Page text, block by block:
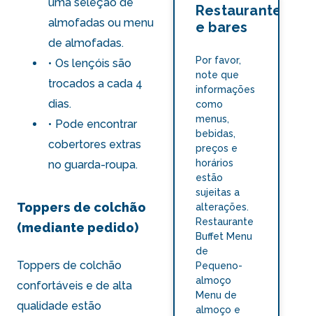
almofadas ou menu
de almofadas.
Os lençóis são
trocados a cada 4
dias.
Pode encontrar
cobertores extras
no guarda-roupa.
Toppers de colchão
(mediante pedido)
Toppers de colchão
confortáveis e de alta
qualidade estão
Restaurante
e bares
Por favor,
note que
informações
como
menus,
bebidas,
preços e
horários
estão
sujeitas a
alterações.
Restaurante
Buffet Menu
de
Pequeno-
almoço
Menu de
almoço e